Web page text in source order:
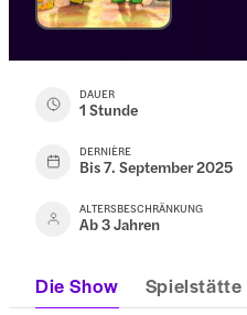
DAUER
1 Stunde
DERNIÈRE
Bis 7. September 2025
ALTERSBESCHRÄNKUNG
Ab 3 Jahren
Die Show Spielstätte